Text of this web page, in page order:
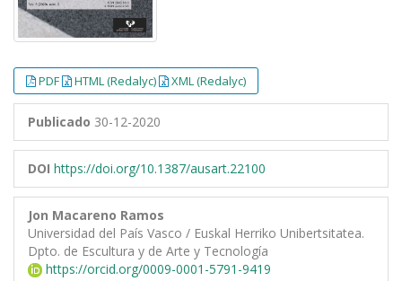
PDF HTML (Redalyc) XML (Redalyc)
Publicado 30-12-2020
DOI https://doi.org/10.1387/ausart.22100
Jon Macareno Ramos
Universidad del País Vasco / Euskal Herriko Unibertsitatea.
Dpto. de Escultura y de Arte y Tecnología
https://orcid.org/0009-0001-5791-9419